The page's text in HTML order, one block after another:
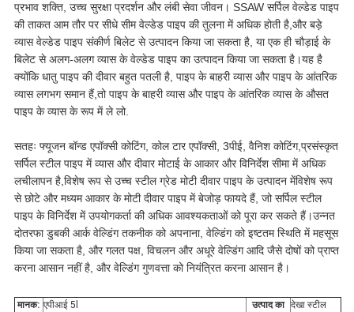
प्रभाव शक्ति, उच्च सुरक्षा प्रदर्शन और लंबी सेवा जीवन। SSAW सर्पिल वेल्डेड पाइप
की ताकत आम तौर पर सीधे सीम वेल्डेड पाइप की तुलना में अधिक होती है,और बड़े
व्यास वेल्डेड पाइप संकीर्ण बिलेट से उत्पादन किया जा सकता है, या एक ही चौड़ाई के
बिलेट से अलग-अलग व्यास के वेल्डेड पाइप का उत्पादन किया जा सकता है।यह है
क्योंकि धातु पाइप की दीवार बहुत पतली है, पाइप के बाहरी व्यास और पाइप के आंतरिक
व्यास लगभग समान हैं,तो पाइप के बाहरी व्यास और पाइप के आंतरिक व्यास के औसत
पाइप के व्यास के रूप में ले लो.
सतहः फ्यूजन बॉन्ड एपॉक्सी कोटिंग, कोल टार एपॉक्सी, 3पीई, वैनिश कोटिंग,प्रसंस्कृत
सर्पिल स्टील पाइप में व्यास और दीवार मोटाई के आकार और विनिर्देश सीमा में अधिक
लचीलापन है,विशेष रूप से उच्च स्टील ग्रेड मोटी दीवार पाइप के उत्पादन मेंविशेष रूप
से छोटे और मध्यम आकार के मोटी दीवार पाइप में बेजोड़ फायदे हैं, जो सर्पिल स्टील
पाइप के विनिर्देश में उपयोगकर्ता की अधिक आवश्यकताओं को पूरा कर सकते हैं।उन्नत
दोतरफा डुबकी आर्क वेल्डिंग तकनीक को अपनाना, वेल्डिंग को इष्टतम स्थिति में महसूस
किया जा सकता है, और गलत पक्ष, विचलन और अधूरे वेल्डिंग आदि जैसे दोषों को प्राप्त
करना आसान नहीं है, और वेल्डिंग गुणवत्ता को नियंत्रित करना आसान है।
मानक: एपीआई 5l
उत्पाद का देखा स्टील